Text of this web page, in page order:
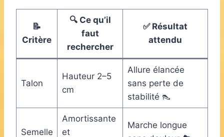
📝
Critère
🔍 Ce qu’il
faut
rechercher
✅ Résultat
attendu
Talon
Hauteur 2–5
cm
Allure élancée
sans perte de
stabilité 👠
Semelle
Amortissante
et
Marche longue